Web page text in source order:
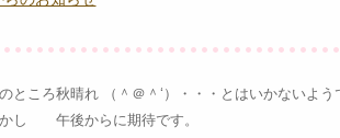
ところ秋晴れ （＾＠＾‘）・・・とはいかないよう
かし 午後からに期待です。